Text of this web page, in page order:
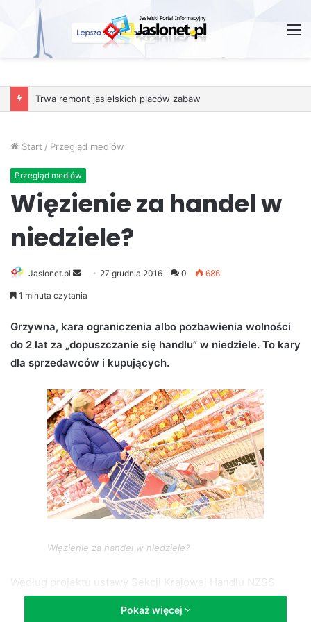
Trwa remont jasielskich placów zabaw
Start / Przegląd mediów
Przegląd mediów
Więzienie za handel w
niedziele?
Jaslonet.pl
e
d
a
m
a
i
l
27 grudnia 2016 0 686
1 minuta czytania
Grzywna, kara ograniczenia albo pozbawienia wolności
do 2 lat za „dopuszczanie się handlu” w niedziele. To kary
dla sprzedawców i kupujących.
Więzienie za handel w niedziele?
Według projektu ustawy Sekcji Krajowej Handlu NZSS
„Solidarność”, za handel w niedziele mogłyby grozić kary
nawet do 2 lat pozbawienia wolności (zarówno dla
Pokaż więcej